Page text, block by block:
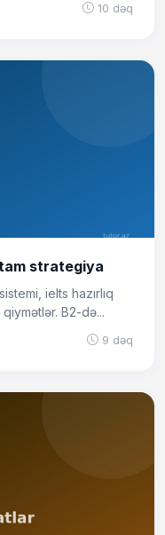
10 dəq
tam strategiya
ielts hazırlıq
B2-də...
9 dəq